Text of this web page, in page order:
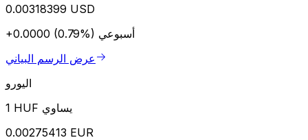
0.00318399 USD
+0.0000 (0.79%) أسبوعي
عرض الرسم البياني
اليورو
1 HUF يساوي
0.00275413 EUR